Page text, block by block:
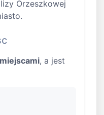
Orzeszkowej
, a jest